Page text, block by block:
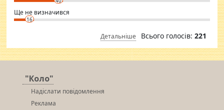
Ще не визначився
16
Детальніше Всього голосів: 221
"Коло"
Надіслати повідомлення
Реклама